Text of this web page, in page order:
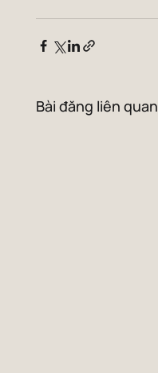
Bài đăng liên quan